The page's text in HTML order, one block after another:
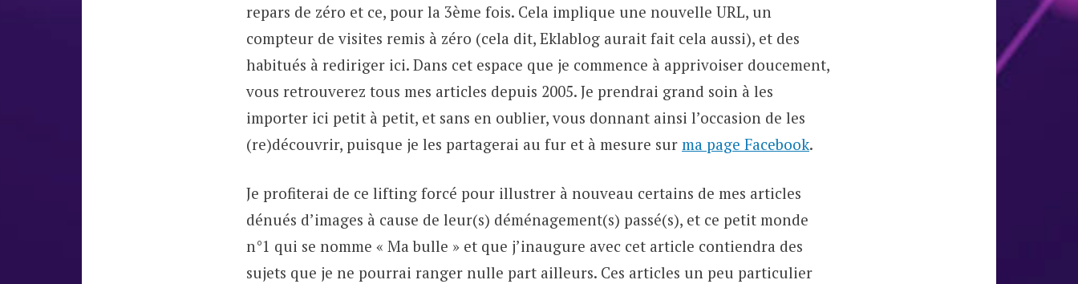
repars de zéro et ce, pour la 3ème fois. Cela implique une nouvelle URL, un
compteur de visites remis à zéro (cela dit, Eklablog aurait fait cela aussi), et des
habitués à rediriger ici. Dans cet espace que je commence à apprivoiser doucement,
vous retrouverez tous mes articles depuis 2005. Je prendrai grand soin à les
importer ici petit à petit, et sans en oublier, vous donnant ainsi l’occasion de les
(re)découvrir, puisque je les partagerai au fur et à mesure sur ma page Facebook.
Je profiterai de ce lifting forcé pour illustrer à nouveau certains de mes articles
dénués d’images à cause de leur(s) déménagement(s) passé(s), et ce petit monde
n°1 qui se nomme « Ma bulle » et que j’inaugure avec cet article contiendra des
sujets que je ne pourrai ranger nulle part ailleurs. Ces articles un peu particulier